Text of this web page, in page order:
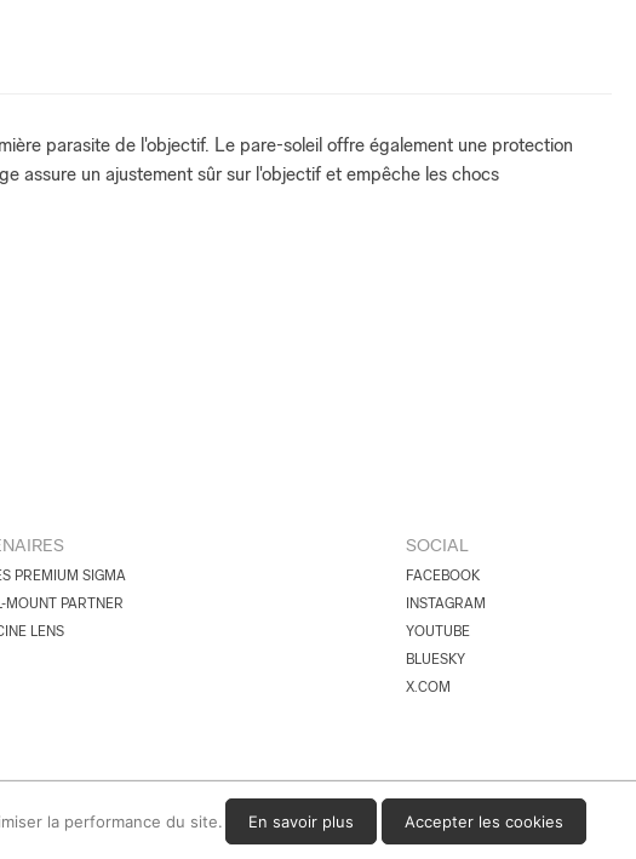
la performance du site. En savoir plus Accepter les cookies
parasite de l'objectif. Le pare-soleil offre également une protection
assure un ajustement sûr sur l'objectif et empêche les chocs
PREMIUM SIGMA
MOUNT PARTNER
LENS
SOCIAL
FACEBOOK
INSTAGRAM
YOUTUBE
BLUESKY
X.COM